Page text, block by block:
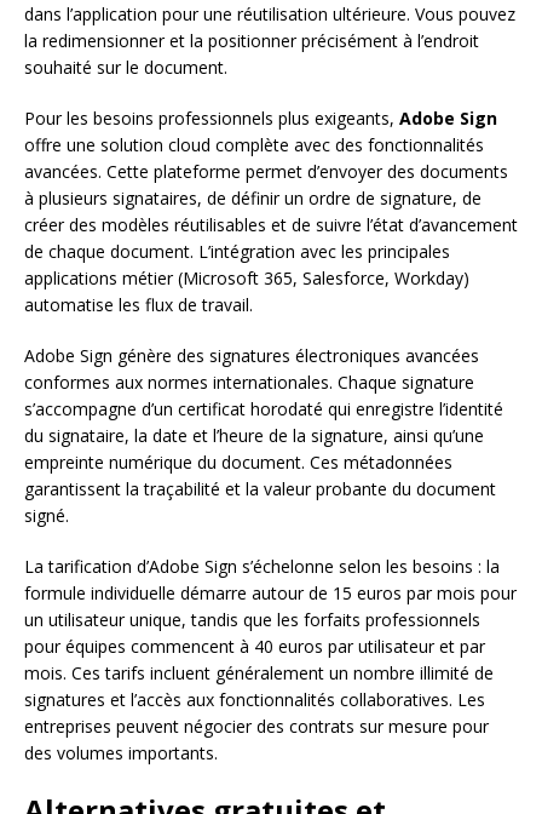
dans l’application pour une réutilisation ultérieure. Vous pouvez
la redimensionner et la positionner précisément à l’endroit
souhaité sur le document.
Pour les besoins professionnels plus exigeants, Adobe Sign
offre une solution cloud complète avec des fonctionnalités
avancées. Cette plateforme permet d’envoyer des documents
à plusieurs signataires, de définir un ordre de signature, de
créer des modèles réutilisables et de suivre l’état d’avancement
de chaque document. L’intégration avec les principales
applications métier (Microsoft 365, Salesforce, Workday)
automatise les flux de travail.
Adobe Sign génère des signatures électroniques avancées
conformes aux normes internationales. Chaque signature
s’accompagne d’un certificat horodaté qui enregistre l’identité
du signataire, la date et l’heure de la signature, ainsi qu’une
empreinte numérique du document. Ces métadonnées
garantissent la traçabilité et la valeur probante du document
signé.
La tarification d’Adobe Sign s’échelonne selon les besoins : la
formule individuelle démarre autour de 15 euros par mois pour
un utilisateur unique, tandis que les forfaits professionnels
pour équipes commencent à 40 euros par utilisateur et par
mois. Ces tarifs incluent généralement un nombre illimité de
signatures et l’accès aux fonctionnalités collaboratives. Les
entreprises peuvent négocier des contrats sur mesure pour
des volumes importants.